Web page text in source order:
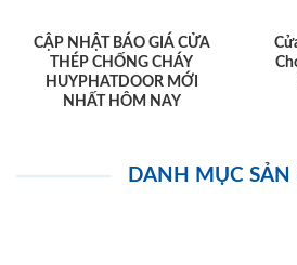
CẬP NHẬT BÁO GIÁ CỬA
THÉP CHỐNG CHÁY
HUYPHATDOOR MỚI
NHẤT HÔM NAY
DANH MỤC SẢN